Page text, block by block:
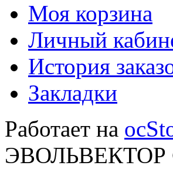
Моя корзина
Личный
История
Закладки
Работает на
ЭВОЛЬВЕКТОР